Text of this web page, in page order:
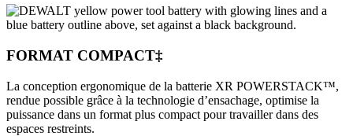
FORMAT COMPACT‡
La conception ergonomique de la batterie XR POWERSTACK™,
rendue possible grâce à la technologie d’ensachage, optimise la
puissance dans un format plus compact pour travailler dans des
espaces restreints.